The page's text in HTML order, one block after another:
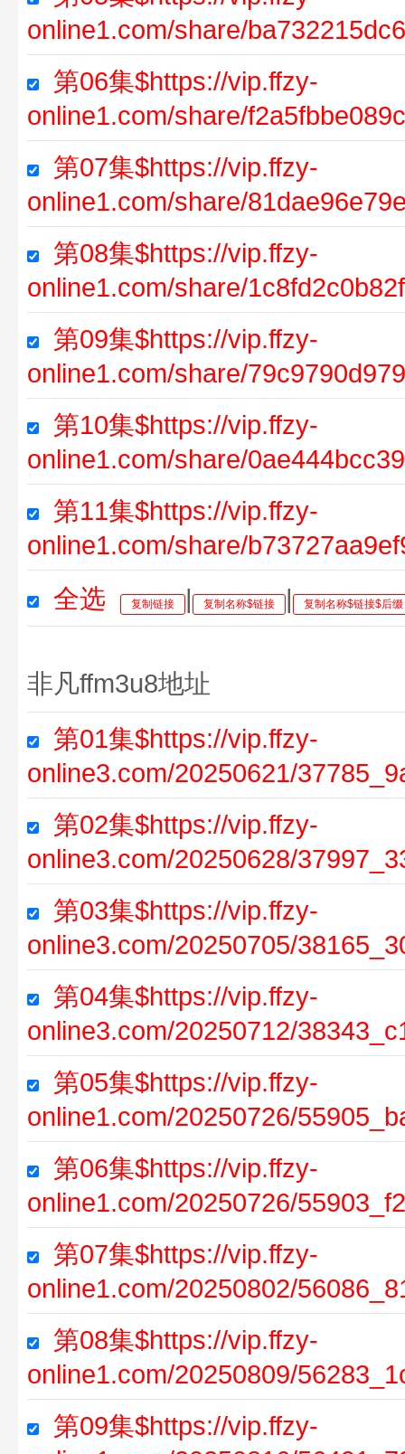
online1.com/share/
第06集$https://vip.ffzy-
online1.com/share/
第07集$https://vip.ffzy-
online1.com/share/
第08集$https://vip.ffzy-
online1.com/share/
第09集$https://vip.ffzy-
online1.com/share/
第10集$https://vip.ffzy-
online1.com/share/
第11集$https://vip.ffzy-
online1.com/share/
全选
复制链接 | 复制名称$链接 | 复制名称$链接$后缀
非凡ffm3u8地址
第01集$https://vip.ffzy-
online3.com/20250621/
第02集$https://vip.ffzy-
online3.com/20250628/
第03集$https://vip.ffzy-
online3.com/20250705/
第04集$https://vip.ffzy-
online3.com/20250712/
第05集$https://vip.ffzy-
online1.com/20250726/
第06集$https://vip.ffzy-
online1.com/20250726/
第07集$https://vip.ffzy-
online1.com/20250802/
第08集$https://vip.ffzy-
online1.com/20250809/
第09集$https://vip.ffzy-